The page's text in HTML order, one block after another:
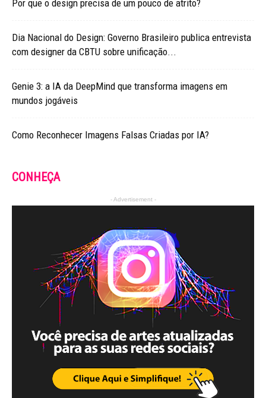
Por que o design precisa de um pouco de atrito?
Dia Nacional do Design: Governo Brasileiro publica entrevista
com designer da CBTU sobre unificação...
Genie 3: a IA da DeepMind que transforma imagens em
mundos jogáveis
Como Reconhecer Imagens Falsas Criadas por IA?
CONHEÇA
- Advertisement -